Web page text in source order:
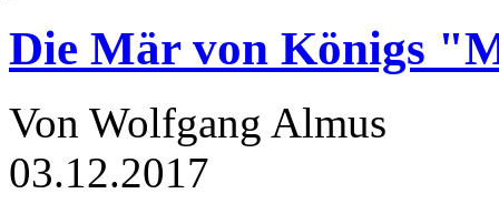
Die Mär von Königs
Von Wolfgang Almus
03.12.2017